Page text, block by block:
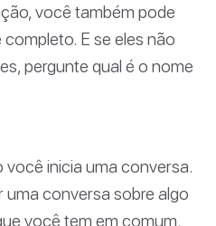
você também pode
E se eles não
pergunte qual é o nome
inicia uma conversa.
uma conversa sobre algo
você tem em comum.